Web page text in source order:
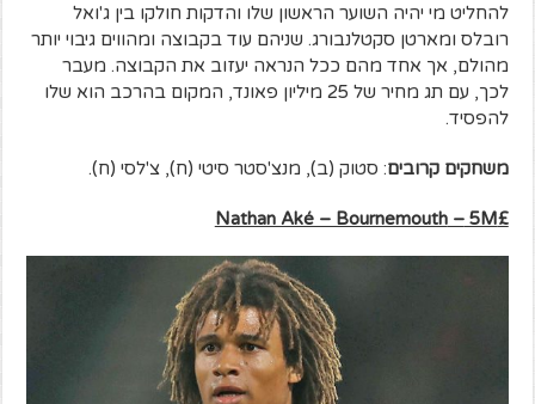
להחליט מי יהיה השוער הראשון שלו והדקות חולקו בין ג'ואל
רובלס ומארטן סקטלנבורג. שניהם עוד בקבוצה ומהווים גיבוי יותר
מהולם, אך אחד מהם ככל הנראה יעזוב את הקבוצה. מעבר
לכך, עם תג מחיר של 25 מיליון פאונד, המקום בהרכב הוא שלו
להפסיד.
משחקים קרובים: סטוק (ב), מנצ'סטר סיטי (ח), צ'לסי (ח).
£
Nathan Aké – Bournemouth–5M